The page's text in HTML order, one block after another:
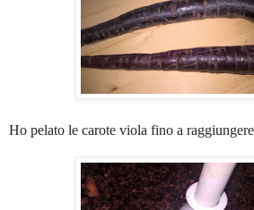
Ho pelato le carote viola fino a